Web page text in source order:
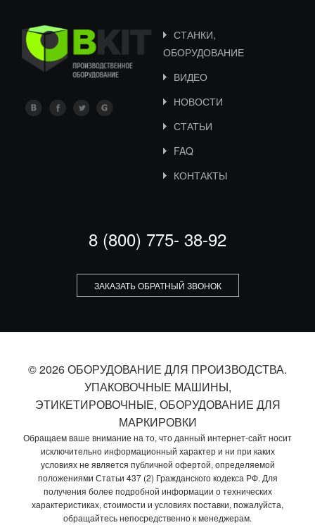
СТАНКИ,
ОБОРУДОВАНИЕ
ВИДЕО
НОВОСТИ
СТАТЬИ
FAQ
КОНТАКТЫ
8 (800) 775- 38-92
ЗАКАЗАТЬ ОБРАТНЫЙ ЗВОНОК
© 2026 ОБОРУДОВАНИЕ ДЛЯ ПРОИЗВОДСТВА.
УПАКОВОЧНЫЕ МАШИНЫ,
ЭТИКЕТИРОВОЧНЫЕ, ОБОРУДОВАНИЕ ДЛЯ
МАРКИРОВКИ
Обращаем ваше внимание на то, что данный интернет-сайт носит
исключительно информационный характер и ни при каких
условиях не является публичной офертой, определяемой
положениями Статьи 437 (2) Гражданского кодекса РФ. Для
получения более подробной информации о технических
характеристиках, стоимости и условиях поставки, пожалуйста,
обращайтесь непосредственно к менеджерам.